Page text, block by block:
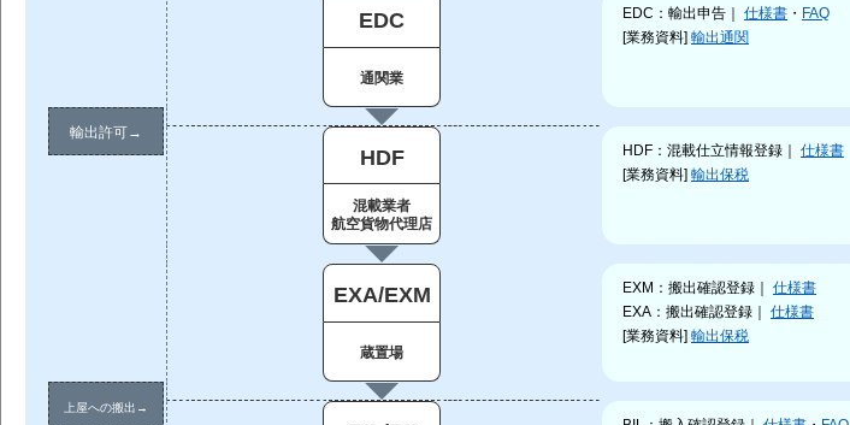
EDC EDC：輸出申告｜ 仕様書 ・ FAQ
[業務資料]輸出通関
通関業
輸出許可→
HDF HDF：混載仕立情報登録｜ 仕様書
[業務資料]輸出保税
混載業者
航空貨物代理店
EXA/EXM EXM：搬出確認登録｜ 仕様書
EXA：搬出確認登録｜ 仕様書
[業務資料]輸出保税
蔵置場
上屋への搬出→